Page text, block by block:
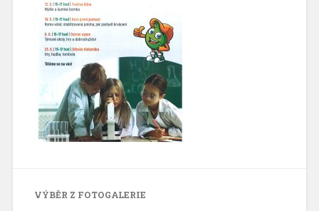
VÝBĚR Z FOTOGALERIE